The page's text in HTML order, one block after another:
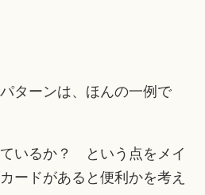
ターンは、ほんの一例で
いるか？ という点をメイ
ードがあると便利かを考え